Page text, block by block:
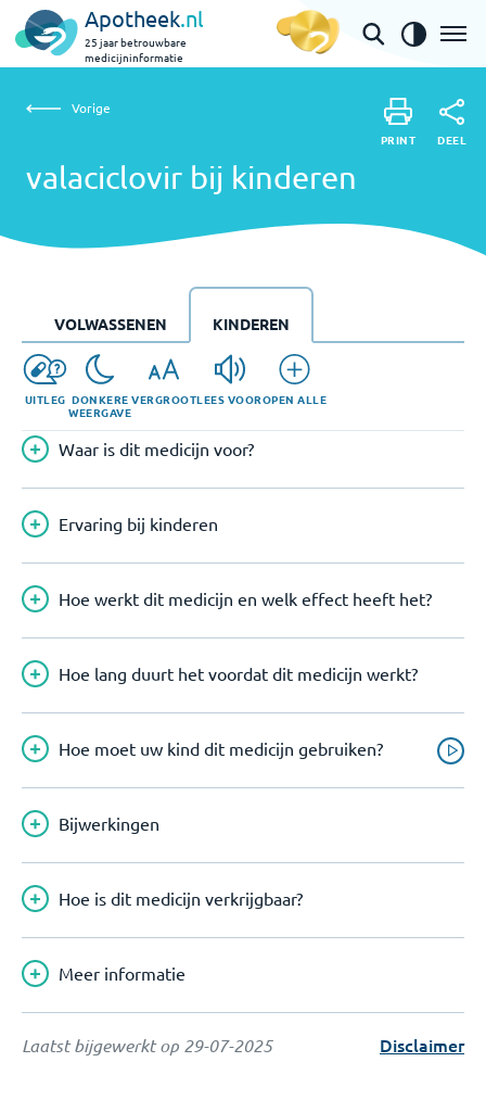
Apotheek.nl
25 jaar betrouwbare
medicijninformatie
valaciclovir bij kinderen
Vorige
valaciclovir bij kinderen
PRINT DEEL
UITLEG DONKERE
WEERGAVE
VERGROOTLEES VOOROPEN ALLE
VOLWASSENEN KINDEREN
Waar is dit medicijn voor?
Ervaring bij kinderen
Hoe werkt dit medicijn en welk effect heeft het?
Hoe lang duurt het voordat dit medicijn werkt?
Hoe moet uw kind dit medicijn gebruiken?
Bijwerkingen
Hoe is dit medicijn verkrijgbaar?
Meer informatie
Laatst bijgewerkt op 29-07-2025 Disclaimer